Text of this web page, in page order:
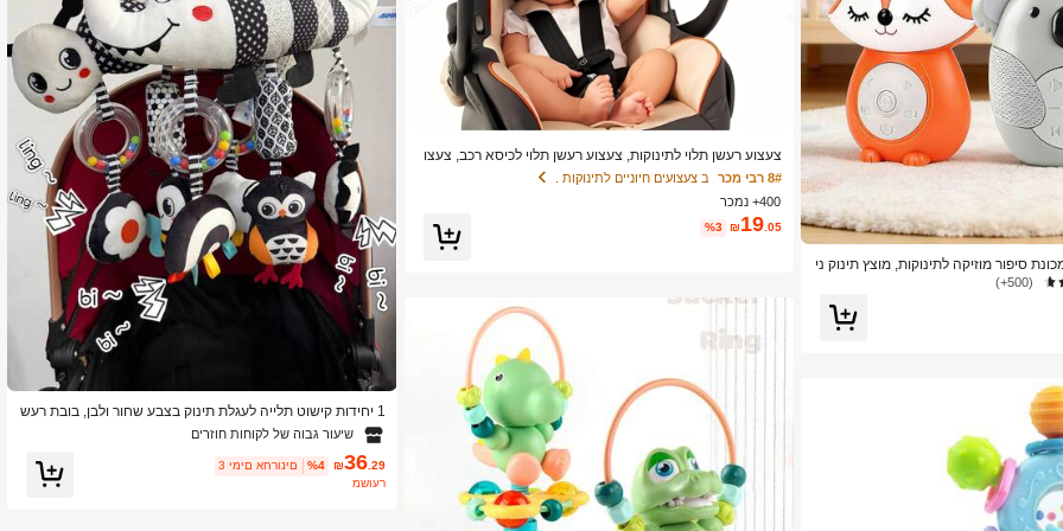
סיפור מוזיקה לתינוקות, מוצץ תינוק ני
ינשוף, מוצץ מנורת לילה עם מנגינת אור י
(500+)
צעצוע רעשן תלוי לתינוקות, צעצוע רעשן תלוי לכיסא רכב, צעצו
ע רעשן תלוי ספירלי לעגלה, לתינוקות בני 0-6 חודשים, יוניסקס
8# רבי מכר
ב צעצועים חיוניים לתינוקות .
400+ נמכר
₪19.05
%3
1 יחידות קישוט תלייה לעגלת תינוק בצבע שחור ולבן, בובת רעש
ן לרכב, מכיל רעשן וצליל BB, מתאים כמתנה לתינוק בן יומו
שיעור גבוה של לקוחות חוזרים
₪36.29
%4
3 ימים אחרונים
משוער